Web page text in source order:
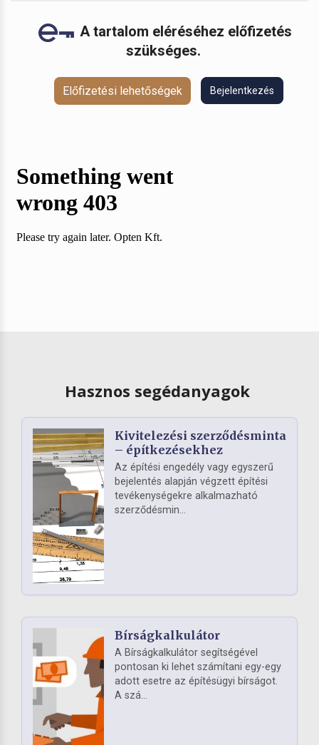
A tartalom eléréséhez előfizetés
szükséges.
Előfizetési lehetőségek Bejelentkezés
Hasznos segédanyagok
Kivitelezési szerződésminta
– építkezésekhez
Az építési engedély vagy egyszerű
bejelentés alapján végzett építési
tevékenységekre alkalmazható
szerződésmin...
Bírságkalkulátor
A Bírságkalkulátor segítségével
pontosan ki lehet számítani egy-egy
adott esetre az építésügyi bírságot.
A szá...